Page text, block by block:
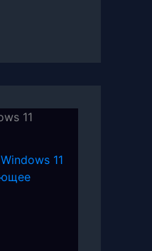
11